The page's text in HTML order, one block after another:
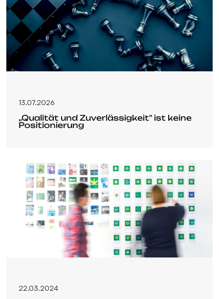
13.07.2026
„Qualität und Zuverlässigkeit" ist keine
Positionierung
22.03.2024